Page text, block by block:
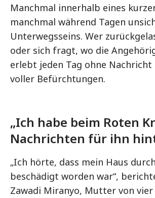
Manchmal innerhalb eines
manchmal während Tagen
Unterwegsseins. Wer
oder sich fragt, wo die
erlebt jeden Tag ohne Nachricht
voller Befürchtungen.
„Ich habe beim Roten
Nachrichten für ihn
„Ich hörte, dass mein Haus
beschädigt worden war“,
Zawadi Miranyo, Mutter von vier